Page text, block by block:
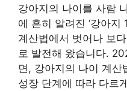
강아지의 나이를 사람
에 흔히 알려진 ‘강아지
계산법에서 벗어나 보
로 발전해 왔습니다.
면, 강아지의 나이 계산
성장 단계에 따라 다르